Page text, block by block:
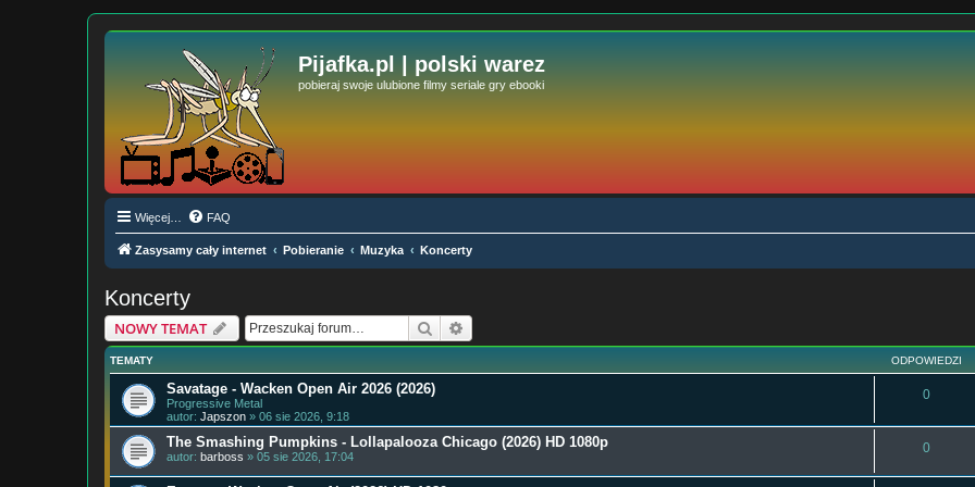
Pijafka.pl | polski warez
pobieraj swoje ulubione filmy seriale gry ebooki
Więcej… FAQ
Zasysamy cały internet Pobieranie Muzyka Koncerty
Koncerty
NOWY TEMAT Szukaj
TEMATY ODPOWIEDZI
Savatage - Wacken Open Air 2026 (2026)
Progressive Metal
autor: Japszon » 06 sie 2026, 9:18
0
The Smashing Pumpkins - Lollapalooza Chicago (2026) HD 1080p
autor: barboss » 05 sie 2026, 17:04
0